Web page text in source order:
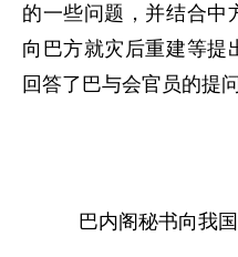
的一些问题，并结合中
向巴方就灾后重建等提
回答了巴与会官员的提问
巴内阁秘书向我